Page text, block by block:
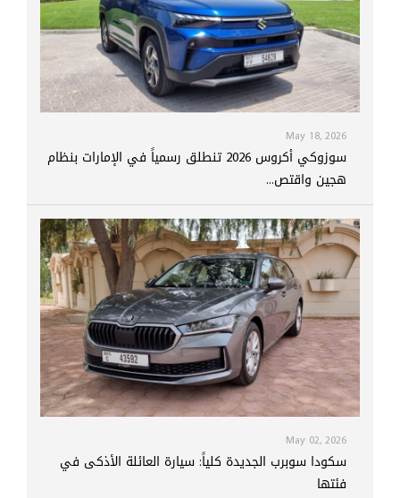
May 18, 2026
سوزوكي أكروس 2026 تنطلق رسمياً في الإمارات بنظام
هجين واقتص...
May 02, 2026
سكودا سوبرب الجديدة كلياً: سيارة العائلة الأذكى في
فئتها